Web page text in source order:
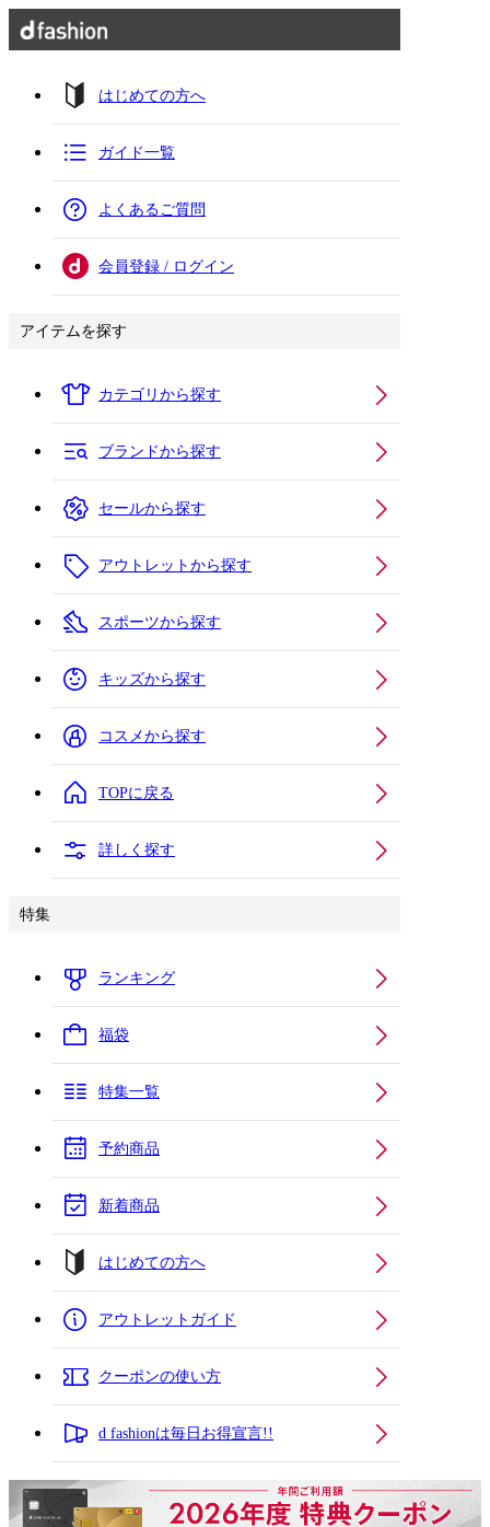
はじめての方へ
ガイド一覧
よくあるご質問
会員登録 / ログイン
アイテムを探す
カテゴリから探す
ブランドから探す
セールから探す
アウトレットから探す
スポーツから探す
キッズから探す
コスメから探す
TOPに戻る
詳しく探す
特集
ランキング
福袋
特集一覧
予約商品
新着商品
はじめての方へ
アウトレットガイド
クーポンの使い方
d fashionは毎日お得宣言!!